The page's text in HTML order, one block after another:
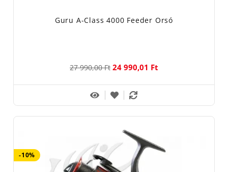
Guru A-Class 4000 Feeder Orsó
27 990,00 Ft 24 990,01 Ft
-10%